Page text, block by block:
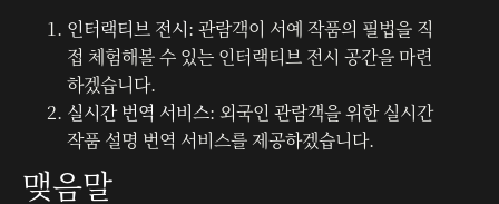
인터랙티브 전시: 관람객이 서예 작품의 필법을 직
접 체험해볼 수 있는 인터랙티브 전시 공간을 마련
하겠습니다.
실시간 번역 서비스: 외국인 관람객을 위한 실시간
작품 설명 번역 서비스를 제공하겠습니다.
맺음말